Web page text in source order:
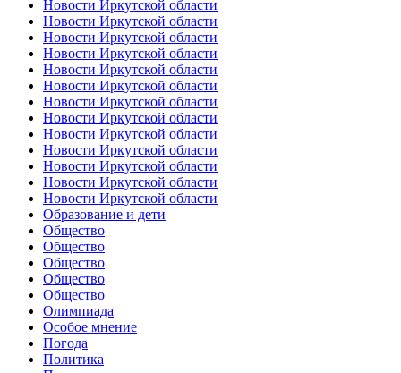
Новости Иркутской области
Новости Иркутской области
Новости Иркутской области
Новости Иркутской области
Новости Иркутской области
Новости Иркутской области
Новости Иркутской области
Новости Иркутской области
Новости Иркутской области
Новости Иркутской области
Новости Иркутской области
Новости Иркутской области
Новости Иркутской области
Образование и дети
Общество
Общество
Общество
Общество
Общество
Олимпиада
Особое мнение
Погода
Политика